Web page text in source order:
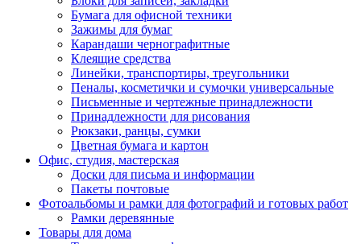
Бумага для офисной техники
Зажимы для бумаг
Карандаши чернографитные
Клеящие средства
Линейки, транспортиры, треугольники
Пеналы, косметички и сумочки универсальные
Письменные и чертежные принадлежности
Принадлежности для рисования
Рюкзаки, ранцы, сумки
Цветная бумага и картон
Офис, студия, мастерская
Доски для письма и информации
Пакеты почтовые
Фотоальбомы и рамки для фотографий и готовых работ
Рамки деревянные
Товары для дома